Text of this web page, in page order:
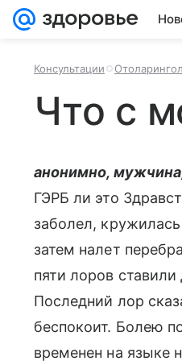
Консультации
Что с
анонимно,
ГЭРБ ли это
заболел,
затем налет
пяти лоров
Последний лор
беспокоит. Болею
временен на языке